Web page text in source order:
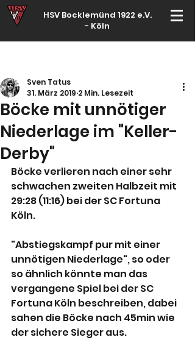
HSV Bocklemünd 1922 e.V.
- Köln
Böcke mit unnötiger
Niederlage im "Keller-
Derby"
Sven Tatus
31. März 2019 2 Min. Lesezeit
Böcke verlieren nach einer sehr
schwachen zweiten Halbzeit mit
29:28 (11:16) bei der SC Fortuna
Köln.
"Abstiegskampf pur mit einer
unnötigen Niederlage", so oder
so ähnlich könnte man das
vergangene Spiel bei der SC
Fortuna Köln beschreiben, dabei
sahen die Böcke nach 45min wie
der sichere Sieger aus.